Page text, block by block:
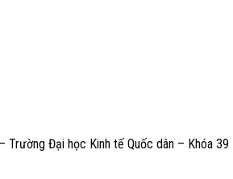
Trường Đại học Kinh tế Quốc dân – Khóa 39